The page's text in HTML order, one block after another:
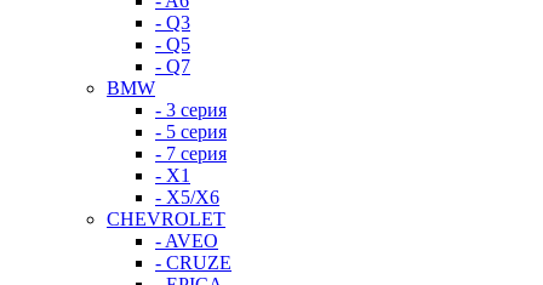
- Q3
- Q5
- Q7
BMW
- 3 серия
- 5 серия
- 7 серия
- X1
- X5/X6
CHEVROLET
- AVEO
- CRUZE